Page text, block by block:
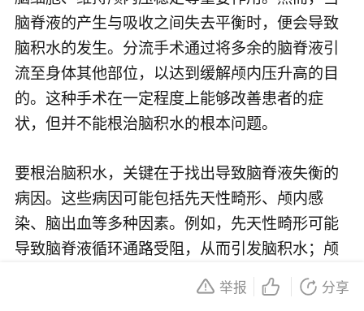
脑脊液的产生与吸收之间失去平衡时，便会导致
脑积水的发生。分流手术通过将多余的脑脊液引
流至身体其他部位，以达到缓解颅内压升高的目
的。这种手术在一定程度上能够改善患者的症
状，但并不能根治脑积水的根本问题。
要根治脑积水，关键在于找出导致脑脊液失衡的
病因。这些病因可能包括先天性畸形、颅内感
染、脑出血等多种因素。例如，先天性畸形可能
导致脑脊液循环通路受阻，从而引发脑积水；颅
内感染则可能引起脑脊液分泌增多或吸收障碍；
而脑出血则可能因血块阻塞脑脊液循环通路而导
举报 分享